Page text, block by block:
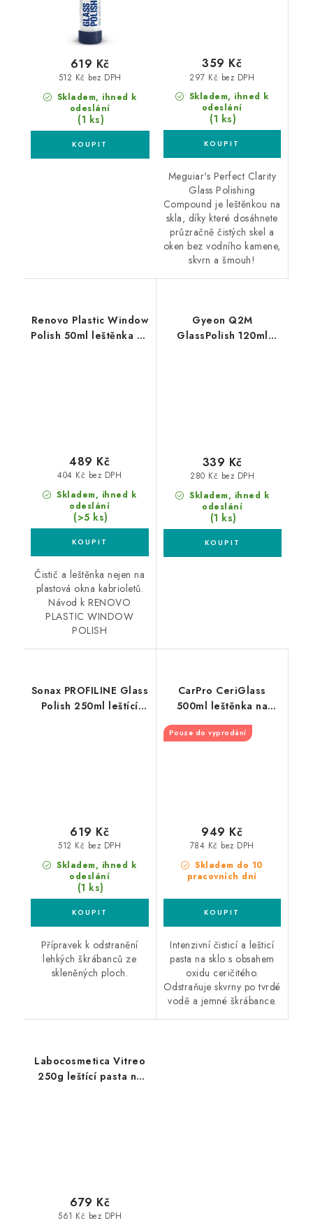
Skladem, ihned k
odeslání
(1 ks)
512 Kč bez DPH
619 Kč
Skladem, ihned k
odeslání
(1 ks)
297 Kč bez DPH
359 Kč
Meguiar's Perfect Clarity
Glass Polishing
Compound je leštěnkou na
skla, díky které dosáhnete
průzračně čistých skel a
oken bez vodního kamene,
skvrn a šmouh!
Renovo Plastic Window
Polish 50ml leštěnka na
Skladem, ihned k
odeslání
(>5 ks)
404 Kč bez DPH
489 Kč
Čistič a leštěnka nejen na
plastová okna kabrioletů.
Návod k RENOVO
PLASTIC WINDOW
POLISH
Gyeon Q2M
GlassPolish 120ml
Skladem, ihned k
odeslání
(1 ks)
280 Kč bez DPH
339 Kč
Sonax PROFILINE Glass
Polish 250ml leštící
Skladem, ihned k
odeslání
(1 ks)
512 Kč bez DPH
619 Kč
Přípravek k odstranění
lehkých škrábanců ze
skleněných ploch.
CarPro CeriGlass
500ml leštěnka na
okna
Pouze do vyprodání
Skladem do 10
pracovních dní
784 Kč bez DPH
949 Kč
Intenzivní čisticí a lešticí
pasta na sklo s obsahem
oxidu ceričitého.
Odstraňuje skvrny po tvrdé
vodě a jemné škrábance.
Labocosmetica Vitreo
250g leštící pasta na
561 Kč bez DPH
679 Kč